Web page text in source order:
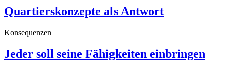
Quartierskonzepte als Antwort
Konsequenzen
Jeder soll seine Fähigkeiten einbringen